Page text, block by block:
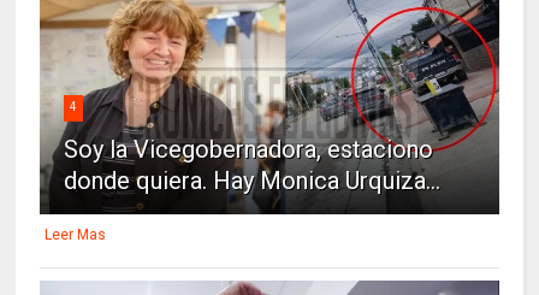
4
Soy la Vicegobernadora, estaciono
donde quiera. Hay Monica Urquiza...
Leer Mas